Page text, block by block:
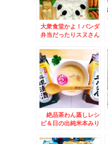
大衆食堂かよ！パンダ
弁当だったりスヌさん
事処三平」さんの「み
そ辛ちゃんぽん」(*
´艸`*)制覇まであと一
つ☆
絶品茶わん蒸しレシ
ピ＆日の出純米本みり
ード2023